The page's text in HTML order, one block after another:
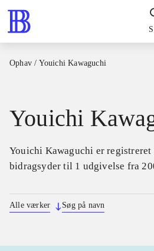
Ophav / Youichi Kawaguchi
Youichi
Youichi Kawaguchi er registreret
bidragsyder til 1 udgivelse fra
Alle værker Søg på navn